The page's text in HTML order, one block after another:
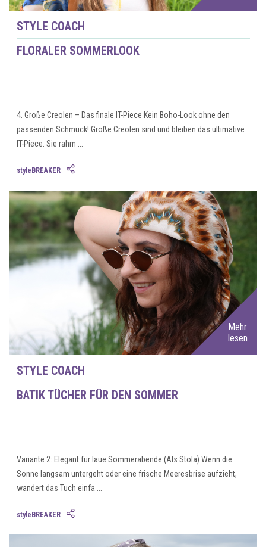
STYLE COACH
FLORALER SOMMERLOOK
4. Große Creolen – Das finale IT-Piece Kein Boho-Look ohne den
passenden Schmuck! Große Creolen sind und bleiben das ultimative
IT-Piece. Sie rahm ...
styleBREAKER
Mehr
lesen
STYLE COACH
BATIK TÜCHER FÜR DEN SOMMER
Variante 2: Elegant für laue Sommerabende (Als Stola) Wenn die
Sonne langsam untergeht oder eine frische Meeresbrise aufzieht,
wandert das Tuch einfa ...
styleBREAKER